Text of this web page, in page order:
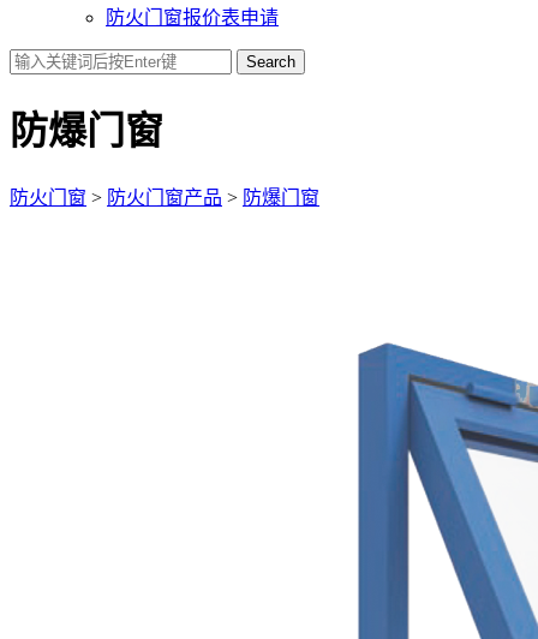
防火门窗报价表申请
Search
防爆门窗
防火门窗 > 防火门窗产品 > 防爆门窗